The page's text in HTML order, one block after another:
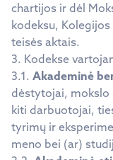
chartijos ir dėl
kodeksu,
teisės aktais.
3. Kodekse
3.1. Akademinė
dėstytojai,
kiti darbuotojai,
tyrimų ir
meno bei (ar)